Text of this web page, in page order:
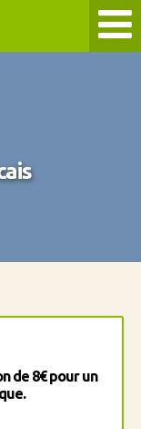
de 8€ pour un